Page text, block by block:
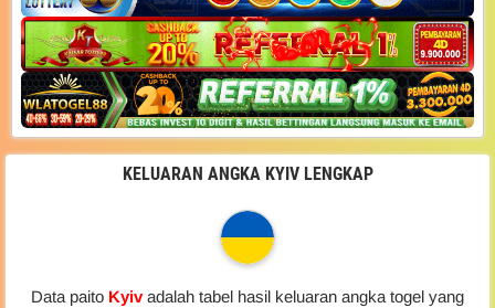
KELUARAN ANGKA KYIV LENGKAP
Data paito Kyivadalah tabel hasil keluaran angka togel yang